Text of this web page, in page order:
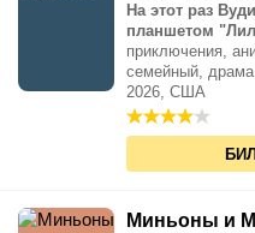
На этот раз
планшетом
приключения,
семейный, драма
2026, США
Миньоны и